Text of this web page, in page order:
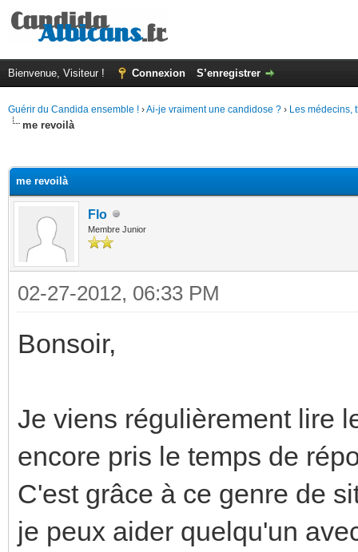
Bienvenue, Visiteur ! Connexion S’enregistrer
Guérir du Candida ensemble ! ›Ai-je vraiment une candidose ? › Les médecins,
me revoilà
me revoilà
Flo
Membre Junior
02-27-2012, 06:33 PM
Bonsoir,
Je viens régulièrement lire
encore pris le temps de
C'est grâce à ce genre de
je peux aider quelqu'un